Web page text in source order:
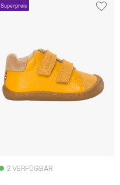
Superpreis
2 VERFÜGBAR